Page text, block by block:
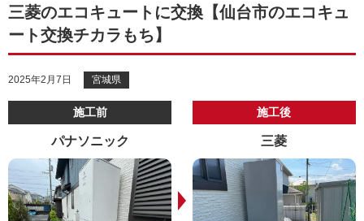
三菱のエコキュートに交換【仙台市のエコキュ
ート交換チカラもち】
2025年2月7日 宮城県
施工前
パナソニック
施工後
三菱